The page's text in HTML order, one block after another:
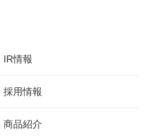
IR情報
採用情報
商品紹介